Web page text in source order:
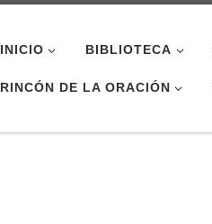
INICIO BIBLIOTECA
RINCÓN DE LA ORACIÓN